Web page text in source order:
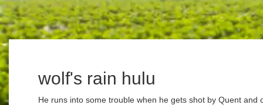
wolf's rain hulu
He runs into some trouble when he gets shot by Quent and captured by scientists. C'est à ce moment également qu'il sombre dans l'alcoolisme. Cet épisode est un résumé des épisodes précédents, du point de vue de Hubb. Elle est l'une des derniers membres du Peuple des Hommes-fleurs, les Hanabito, ainsi que la clé du paradis originel des loups, le Rakuen. Il tentera en effet de sauver Gehl, un jeune homme membre de son groupe de pillards, bien qu'il ait montré beaucoup de répulsion envers lui. Sous sa forme humaine, Tsume possède des cheveux blancs coupés court auxquels s'ajoute une tresse. Les loups arrivent à Lost City, la ville de Jaguara, tout comme Cher, Blue et Quent. Wolfblood Uncovered compares scenes in Wolfblood with facts about real wolves, and points out how wolf behavior is reflected in the actions of the characters in the story, such as living in packs, defending territory against rivals, fear of fire and enclosed spaces, reliance on sense of smell and a carnivorous diet. Wolf’s Rain est un anime créé au Japon en 2003 par NOBUMOTO Keiko édité par Dybex. Les quatre loups sont en cavale dans ce monde de neige et de glace. Ils n'ont pas mangé depuis trois jours et Tsume commence à penser que cette recherche du paradis des loups est une folie. Il part de son côté, suivi par Toboe, et ils se retrouvent bientôt dans une ville…, Kiba et les autres arrivent dans une petite ville et font la connaissance d'un vieux loup, qui leur recommande d'arrêter de chercher Rakuen. Néanmoins, un robot sort de la porte blindée et ouvre le feu sur ses ennemis. Gehl l’appelle et Tsume ne lui accorde qu’un regard, sans que ses traits ne se délient. Pendant que Kiba parvient finalement jusqu'à Cheza, Darcia arrive au château. Il prend la route et atteint le bar dans lequel Cher s'était saoulée, à la suite de sa radiation, il y a quelque temps. Des flashback de Darcia nous montre entretemps la chute progressive de la ville, qui était, autrefois, sous le joug de son clan, quand, soudain, Cheza s'échappe de son vaisseau qui est attaqué par les troupes d'Oakum. Le loup blanc ne quitte pas sa forme animale, et affirme qu’il ne faisait que se protéger en tuant les deux hommes. Hige explique à Kiba comment il doit se comporter vis-à-vis des humains, mais celui-ci souhaite absolument retourner au laboratoire afin d'en savoir plus sur l'étrange odeur qui l'a attiré dans cette ville. Grâce à une secousse, Hubb est capable de libérer les liens de Cher, après lui avoir avoué ses sentiments. Hubb et Quent sont partis ensemble dans une quête à travers le monde. La banquise relève son besoin de solitude et de calme, le fait d'être seul semble être une aspiration à la tranquillité, la chasse résumant la récompense bien méritée après la recherche ardue du Paradis (durant laquelle les Loups mangent des abats, des carcasses, ou encore des insectes) et le symbole de la fierté retrouvée. Dans ce monde du futur, la race des loups s'est adaptée pour pouvoir coexister avec les humains et a endossé leur apparence pour éviter d'être exterminée. Jaguara continue de mettre à exécution son plan d'éradication des loups. What danger lurks in the deteriorating castle? Un résumé de tous les épisodes jusqu'à présent raconté du point de vue de Tsume. Cheza sera par la suite enlevée de nouveau par Darcia, mais l'arrivée de Lady Jaguara retourna complètement la situation, faisant de Jaguara la nouvelle détentrice de la fille-fleur (hana no shōjo). Episode Recap Wolf's Rain on TV.com. Chaque nom correspondant en japonais à un composant du loup à part le nom de Blue. Un article de Wikipédia, l'encyclopédie libre. 2015-jun-04 - Expiring Anime: ‘Sword of the Stranger’ & ‘Wolf’s Rain’ On Hulu | The Fandom Post Informations complémentaires Voir cette épingle et d'autres images dans Wolf's Rain par Ys Lyonesse . Alors que les loups se sont éteints depuis deux cents ans, une légende persiste à dire que le jour où ils verront le chemin qui mène au Paradis, ce sera la fin du monde. Après la perte de sa protégée passive, Cher se sépare une nouvelle fois de Hubb en lui laissant un baiser - énigmatique - et la clef de son appartement. Elle est la seule à pouvoir le mener au Rakuen, c'est peut-être pour cette raison qu'il l'aimerait. Cet épisode est un résumé des épisodes précédents, du point de vue de Toboe. The finale to the #12DaysofAnime is here and now we are talking about one of my all time favorites, the legendary Wolf's Rain, and why it means the world to … Rate. Accompagné de Iku, il s'en va aider Tsume et Hige. Il est craintif de tout ce qui l'entoure en ville et peine à se nourrir, détestant les corbeaux et les chats qui tournent autour des poubelles. Rate. 5. À l'intérieur, ils rencontreront les Loups. Il s'habille comme un humain (vêtements de cuir noir, qui le rapproche d'un motard) et cache ses yeux derrière des lunettes de soleil. Roux et les yeux rouges, il porte également un collier avec un sigle dessus, qui se révèlera être un chiffre (vingt-trois), autour du cou. Elles se dirigent vers la ville de Jaguara. Tsume s'exécute, non sans regrets. Toboe a été élevé par une vieille femme comme un chiot, ce qui l'empêche d'agir en tant que loup. Lorsque commence l'histoire, un énorme loup blanc, nommé Kiba, arrive dans une ville sous dôme. Locations. Les deux autres loups repartent mais se font attaquer par une tribu nomade. Story There is an old legend that speaks of a hidden paradise on Earth, a paradise which only wolves can find. The first pressing of the first